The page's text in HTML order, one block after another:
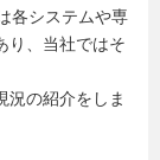
各システムや専
り、当社ではそ
況の紹介をしま